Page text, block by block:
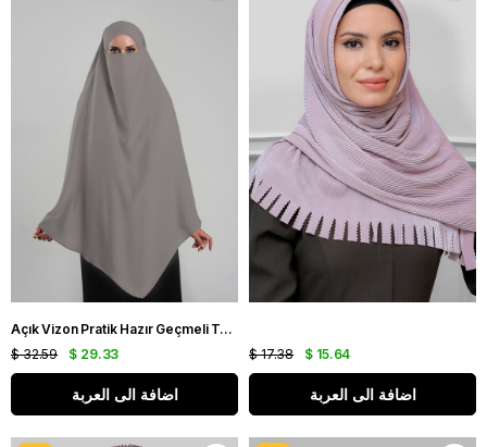
Açık Vizon Pratik Hazır Geçmeli Tesettür Eşarp Krep Bağcıklı Çift Katlı Sufle Hijab 2314_56
$ 29.33
$ 32.59
اضافة الى العربة
$ 15.64
$ 17.38
اضافة الى العربة